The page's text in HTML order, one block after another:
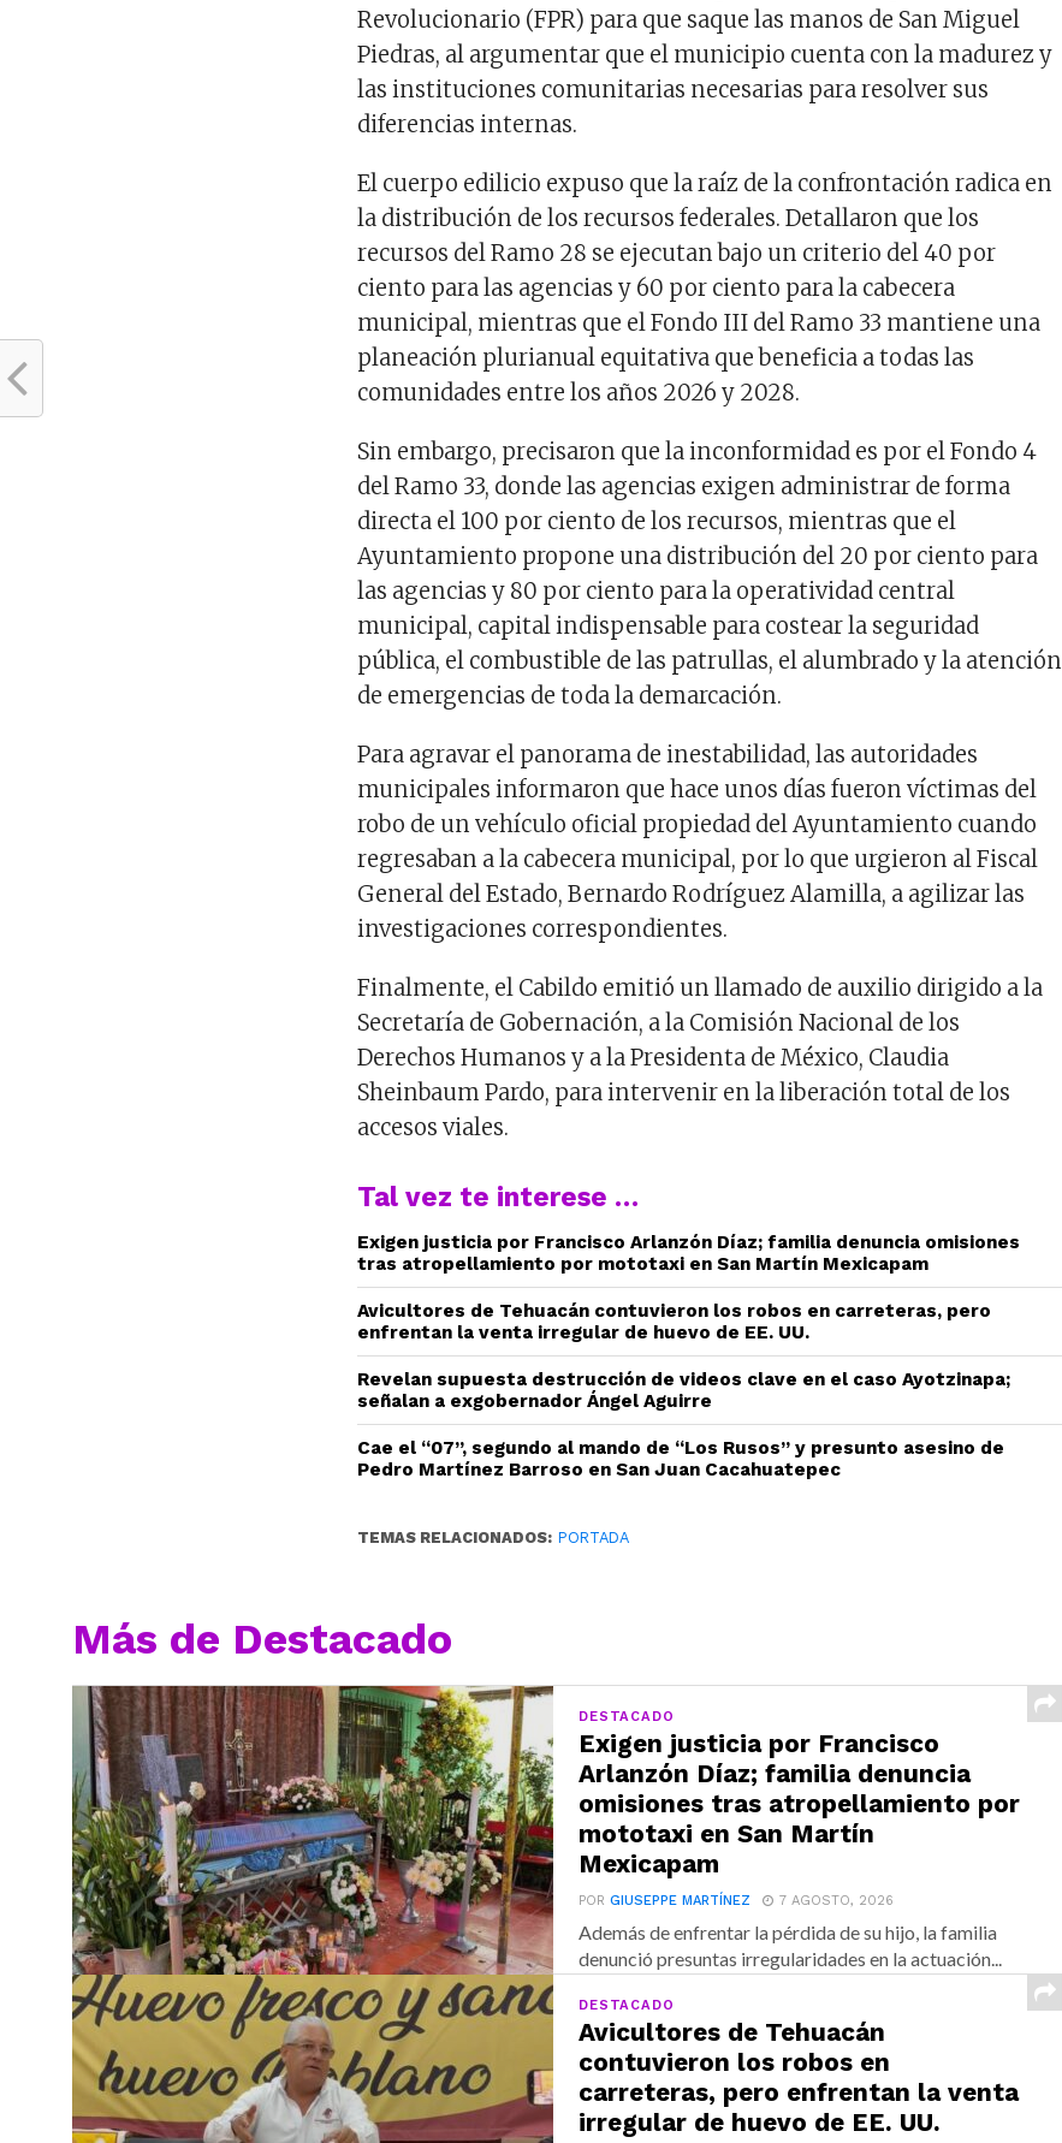
Revolucionario (FPR) para que saque las manos de San Miguel
Piedras, al argumentar que el municipio cuenta con la madurez y
las instituciones comunitarias necesarias para resolver sus
diferencias internas.
El cuerpo edilicio expuso que la raíz de la confrontación radica en
la distribución de los recursos federales. Detallaron que los
recursos del Ramo 28 se ejecutan bajo un criterio del 40 por
ciento para las agencias y 60 por ciento para la cabecera
municipal, mientras que el Fondo III del Ramo 33 mantiene una
planeación plurianual equitativa que beneficia a todas las
comunidades entre los años 2026 y 2028.
Sin embargo, precisaron que la inconformidad es por el Fondo 4
del Ramo 33, donde las agencias exigen administrar de forma
directa el 100 por ciento de los recursos, mientras que el
Ayuntamiento propone una distribución del 20 por ciento para
las agencias y 80 por ciento para la operatividad central
municipal, capital indispensable para costear la seguridad
pública, el combustible de las patrullas, el alumbrado y la atención
de emergencias de toda la demarcación.
Para agravar el panorama de inestabilidad, las autoridades
municipales informaron que hace unos días fueron víctimas del
robo de un vehículo oficial propiedad del Ayuntamiento cuando
regresaban a la cabecera municipal, por lo que urgieron al Fiscal
General del Estado, Bernardo Rodríguez Alamilla, a agilizar las
investigaciones correspondientes.
Finalmente, el Cabildo emitió un llamado de auxilio dirigido a la
Secretaría de Gobernación, a la Comisión Nacional de los
Derechos Humanos y a la Presidenta de México, Claudia
Sheinbaum Pardo, para intervenir en la liberación total de los
accesos viales.
Tal vez te interese …
Exigen justicia por Francisco Arlanzón Díaz; familia denuncia omisiones
tras atropellamiento por mototaxi en San Martín Mexicapam
Avicultores de Tehuacán contuvieron los robos en carreteras, pero
enfrentan la venta irregular de huevo de EE. UU.
Revelan supuesta destrucción de videos clave en el caso Ayotzinapa;
señalan a exgobernador Ángel Aguirre
Cae el “07”, segundo al mando de “Los Rusos” y presunto asesino de
Pedro Martínez Barroso en San Juan Cacahuatepec
TEMAS RELACIONADOS: PORTADA
Más de Destacado
DESTACADO
Exigen justicia por Francisco
Arlanzón Díaz; familia denuncia
omisiones tras atropellamiento por
mototaxi en San Martín
Mexicapam
PORGIUSEPPE MARTÍNEZ 7 AGOSTO, 2026
Además de enfrentar la pérdida de su hijo, la familia
denunció presuntas irregularidades en la actuación...
DESTACADO
Avicultores de Tehuacán
contuvieron los robos en
carreteras, pero enfrentan la venta
irregular de huevo de EE. UU.